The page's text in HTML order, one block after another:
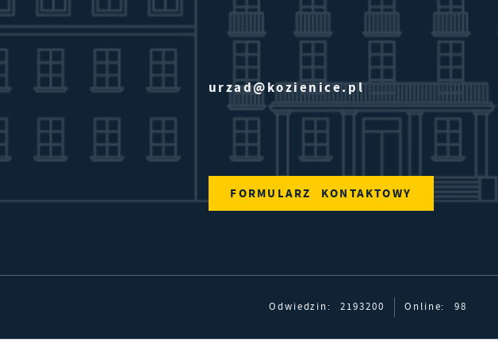
urzad@kozienice.pl
FORMULARZ KONTAKTOWY
Odwiedzin: 2193200 Online: 98
Ci większy komfort
Wyrażenie zgody na
gwarantuje
informacji w
Ci naszych
upodobań oraz